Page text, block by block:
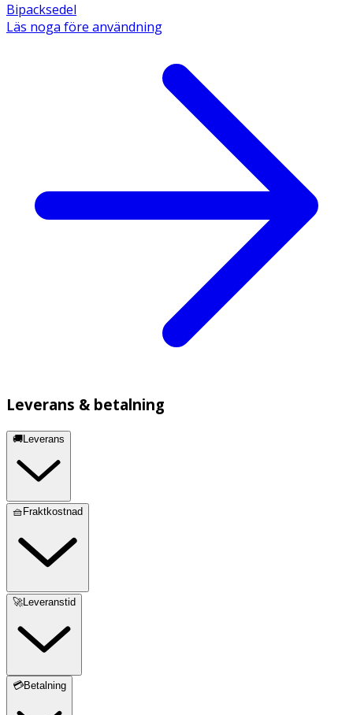
Bipacksedel
Läs noga före användning
Leverans & betalning
🚚Leverans
🧺Fraktkostnad
🚀Leveranstid
💳Betalning